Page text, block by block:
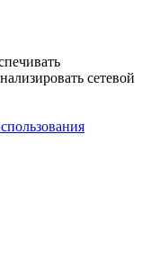
сетевой